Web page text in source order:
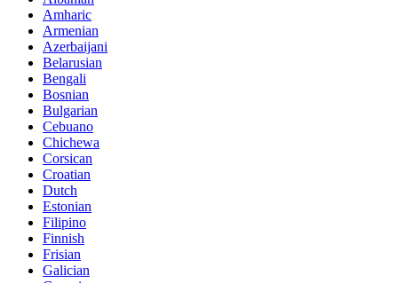
Amharic
Armenian
Azerbaijani
Belarusian
Bengali
Bosnian
Bulgarian
Cebuano
Chichewa
Corsican
Croatian
Dutch
Estonian
Filipino
Finnish
Frisian
Galician